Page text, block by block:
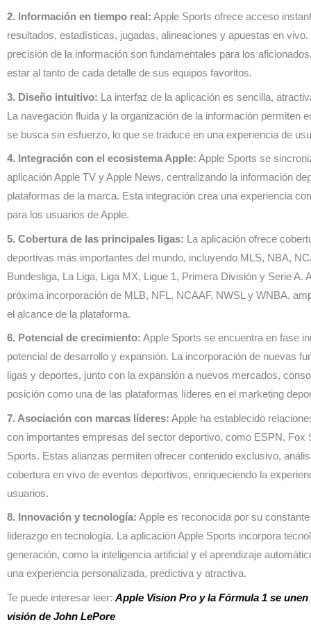
2. Información en tiempo real: Apple Sports ofrece acceso
resultados, estadísticas, jugadas, alineaciones y apuestas en
precisión de la información son fundamentales para los
estar al tanto de cada detalle de sus equipos favoritos.
3. Diseño intuitivo: La interfaz de la aplicación es sencilla,
La navegación fluida y la organización de la información permiten
se busca sin esfuerzo, lo que se traduce en una experiencia de
4. Integración con el ecosistema Apple: Apple Sports se
aplicación Apple TV y Apple News, centralizando la información
plataformas de la marca. Esta integración crea una experiencia
para los usuarios de Apple.
5. Cobertura de las principales ligas: La aplicación ofrece
deportivas más importantes del mundo, incluyendo MLS, NBA,
Bundesliga, La Liga, Liga MX, Ligue 1, Primera División y Serie A.
próxima incorporación de MLB, NFL, NCAAF, NWSL y WNBA,
el alcance de la plataforma.
6. Potencial de crecimiento: Apple Sports se encuentra en fase
potencial de desarrollo y expansión. La incorporación de nuevas
ligas y deportes, junto con la expansión a nuevos mercados,
posición como una de las plataformas líderes en el marketing
7. Asociación con marcas líderes: Apple ha establecido
con importantes empresas del sector deportivo, como ESPN, Fox
Sports. Estas alianzas permiten ofrecer contenido exclusivo,
cobertura en vivo de eventos deportivos, enriqueciendo la
usuarios.
8. Innovación y tecnología: Apple es reconocida por su
liderazgo en tecnología. La aplicación Apple Sports incorpora
generación, como la inteligencia artificial y el aprendizaje
una experiencia personalizada, predictiva y atractiva.
Te puede interesar leer: Apple Vision Pro y la Fórmula 1 se unen
visión de John LePore